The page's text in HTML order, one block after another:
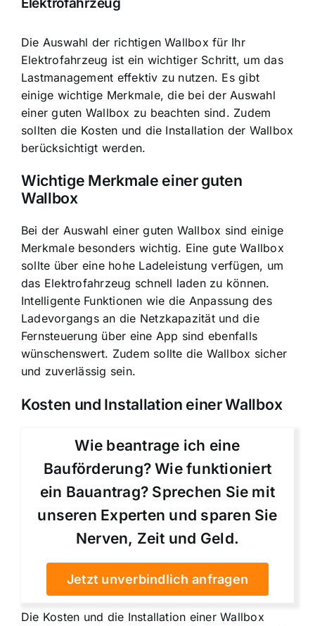
Elektrofahrzeug
Die Auswahl der richtigen Wallbox für Ihr
Elektrofahrzeug ist ein wichtiger Schritt, um das
Lastmanagement effektiv zu nutzen. Es gibt
einige wichtige Merkmale, die bei der Auswahl
einer guten Wallbox zu beachten sind. Zudem
sollten die Kosten und die Installation der Wallbox
berücksichtigt werden.
Wichtige Merkmale einer guten
Wallbox
Bei der Auswahl einer guten Wallbox sind einige
Merkmale besonders wichtig. Eine gute Wallbox
sollte über eine hohe Ladeleistung verfügen, um
das Elektrofahrzeug schnell laden zu können.
Intelligente Funktionen wie die Anpassung des
Ladevorgangs an die Netzkapazität und die
Fernsteuerung über eine App sind ebenfalls
wünschenswert. Zudem sollte die Wallbox sicher
und zuverlässig sein.
Kosten und Installation einer Wallbox
Wie beantrage ich eine
Bauförderung? Wie funktioniert
ein Bauantrag? Sprechen Sie mit
unseren Experten und sparen Sie
Nerven, Zeit und Geld.
Jetzt unverbindlich anfragen
Die Kosten und die Installation einer Wallbox